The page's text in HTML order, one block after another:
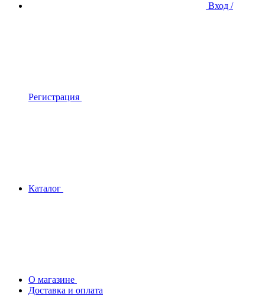
Вход /
Регистрация
Каталог
О магазине
Доставка и оплата